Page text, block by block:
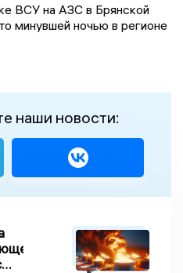
ВСУ на АЗС в Брянской
минувшей ночью в регионе
наши новости: